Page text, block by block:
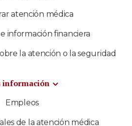
atención médica
información financiera
la atención o la seguridad
información
Empleos
de la atención médica